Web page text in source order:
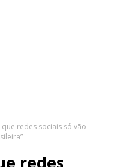
redes sociais só vão
redes